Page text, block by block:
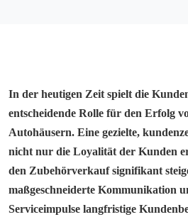
In der heutigen Zeit spielt die
entscheidende Rolle für den Erfolg
Autohäusern. Eine gezielte,
nicht nur die Loyalität der Kunden
den Zubehörverkauf signifikant
maßgeschneiderte Kommunikation
Serviceimpulse langfristige